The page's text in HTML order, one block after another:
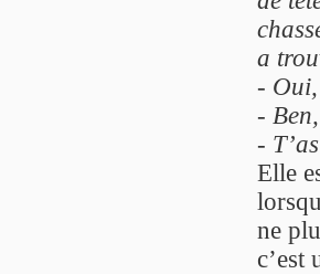
a
-
-
-
Elle
ne
c’est